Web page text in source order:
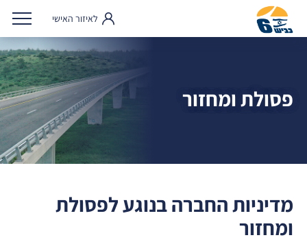
לאיזור האישי
פסולת ומחזור
מדיניות החברה בנוגע לפסולת
ומחזור